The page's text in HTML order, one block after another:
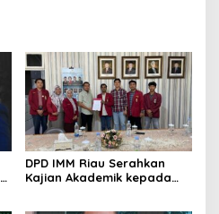
DPD IMM Riau Serahkan
Kajian Akademik kepada